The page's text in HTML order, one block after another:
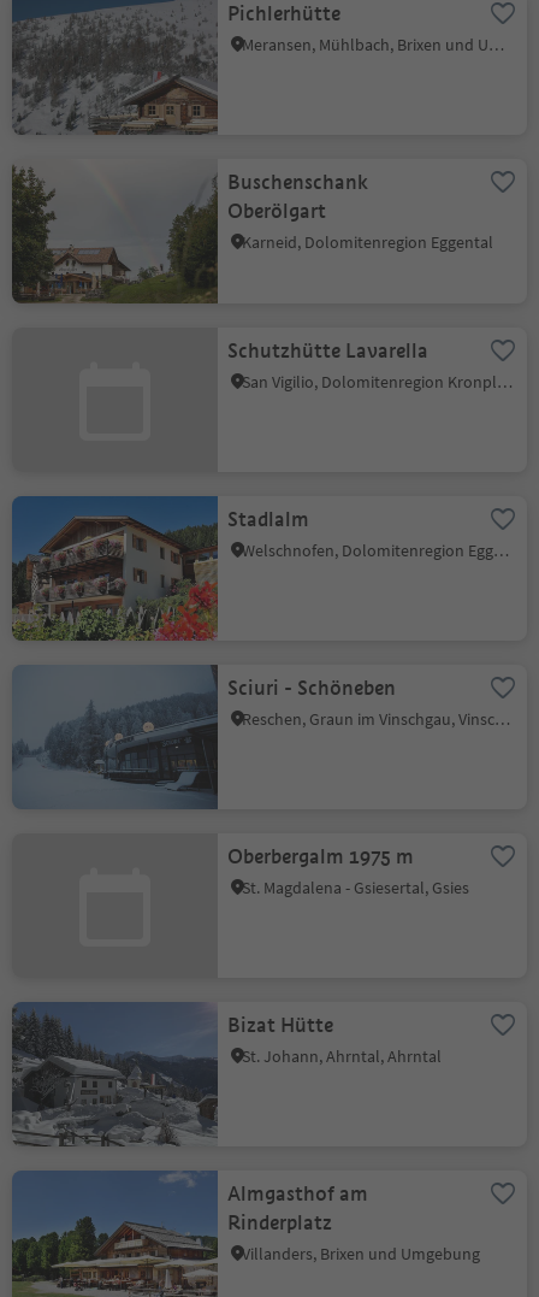
Pichlerhütte
Meransen, Mühlbach, Brixen und Umgebung
Buschenschank
Oberölgart
Karneid, Dolomitenregion Eggental
Schutzhütte Lavarella
San Vigilio, Dolomitenregion Kronplatz
Stadlalm
Welschnofen, Dolomitenregion Eggental
Sciuri - Schöneben
Reschen, Graun im Vinschgau, Vinschgau
Oberbergalm 1975 m
St. Magdalena - Gsiesertal, Gsies
Bizat Hütte
St. Johann, Ahrntal, Ahrntal
Almgasthof am
Rinderplatz
Villanders, Brixen und Umgebung